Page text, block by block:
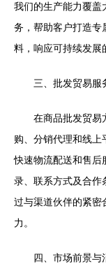
我们的生产能力覆盖
务，帮助客户打造专
料，响应可持续发展
三、批发贸易服
在商品批发贸易
购、分销代理和线上
快速物流配送和售后
录、联系方式及合作
过与渠道伙伴的紧密
力。
四、市场前景与